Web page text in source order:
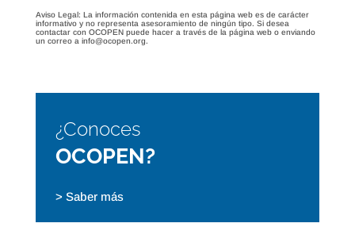
Aviso Legal: La información contenida en esta página web es de carácter
informativo y no representa asesoramiento de ningún tipo. Si desea
contactar con OCOPEN puede hacer a través de la página web o enviando
un correo a info@ocopen.org.
¿Conoces
OCOPEN?
> Saber más